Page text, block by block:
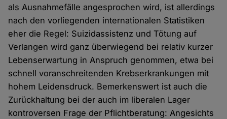
als Ausnahmefälle angesprochen wird, ist allerdings
nach den vorliegenden internationalen Statistiken
eher die Regel: Suizidassistenz und Tötung auf
Verlangen wird ganz überwiegend bei relativ kurzer
Lebenserwartung in Anspruch genommen, etwa bei
schnell voranschreitenden Krebserkrankungen mit
hohem Leidensdruck. Bemerkenswert ist auch die
Zurückhaltung bei der auch im liberalen Lager
kontroversen Frage der Pflichtberatung: Angesichts